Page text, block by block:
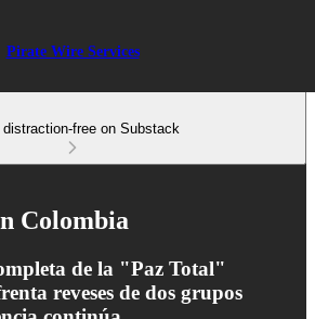
Pirate Wire Services
distraction-free on Substack
Colombia
de la "Paz Total"
reveses de dos grupos